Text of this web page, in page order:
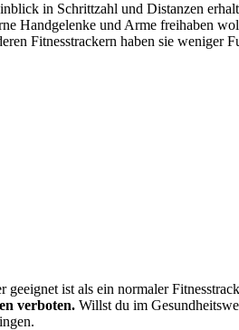
in Schrittzahl und Distanzen
Handgelenke und Arme freihaben
Fitnesstrackern haben sie weniger
ist als ein normaler
verboten. Willst du im